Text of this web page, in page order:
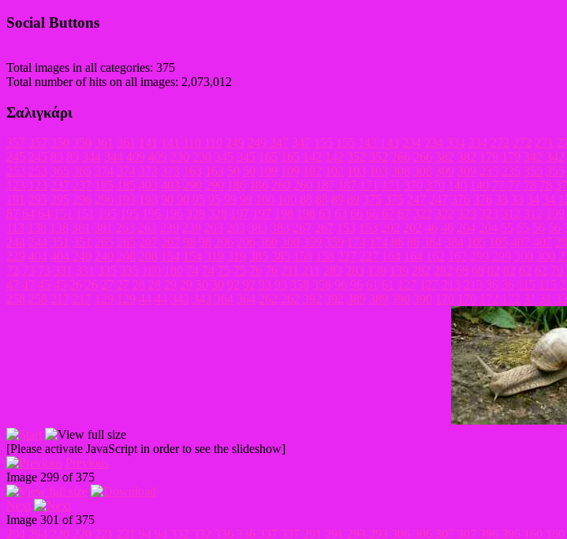
Social Buttons
Total images in all categories: 375
Total number of hits on all images: 2,073,012
Σαλιγκάρι
357 357 350 350 361 361 141 141 110 110 249 249 347 347 155 155 143 143 234 234 334 334 272 272 271
245 245 83 83 344 344 409 409 230 230 345 345 165 165 142 142 352 352 266 266 382 382 179 179 342 342
253 253 365 365 374 374 373 373 163 163 50 50 109 109 102 102 103 103 308 308 309 309 235 235 355 355
123 123 237 237 185 185 403 403 290 290 186 186 260 260 187 187 171 171 370 370 140 140 77 77 78 78
191 295 295 296 296 193 193 90 90 95 95 99 99 100 100 88 88 89 89 375 375 247 247 376 376 33 33 34 34
87 64 64 151 151 195 195 196 196 328 328 197 197 198 198 63 63 66 66 67 67 322 322 323 323 312 312 199
113 138 138 381 381 263 263 239 239 203 203 383 383 267 267 153 153 202 202 46 46 204 204 55 55 56 56
244 244 351 351 265 265 207 207 98 98 206 206 360 360 359 359 174 174 86 86 384 384 105 105 407 407
229 404 404 240 240 208 208 154 154 319 319 385 385 158 158 227 227 164 164 162 162 299 299 300 300
72 73 73 331 331 335 335 180 180 74 74 75 75 76 76 211 211 283 283 139 139 282 282 68 68 82 82 62 62 79
47 47 45 45 26 26 27 27 28 28 29 29 30 30 92 92 93 93 358 358 96 96 61 61 127 127 213 213 36 36 115 115
258 258 217 217 129 129 44 44 343 343 364 364 262 262 392 392 389 389 390 390 170 170 172 172 31 31 32
[Please activate JavaScript in order to see the slideshow]
Previous
Image 299 of 375
Next
Image 301 of 375
294 294 220 220 221 221 94 94 332 332 336 336 337 337 291 291 293 293 306 306 307 307 396 396 160 160